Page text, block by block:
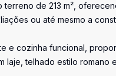
de 213 m²,
ou até mesmo a
e cozinha funcional,
laje, telhado estilo